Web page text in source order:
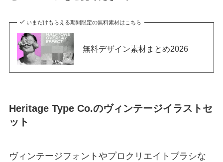
いまだけもらえる期間限定の無料素材はこちら
無料デザイン素材まとめ2026
Heritage Type Co.のヴィンテージイラストセ
ット
ヴィンテージフォントやプロクリエイトブラシな